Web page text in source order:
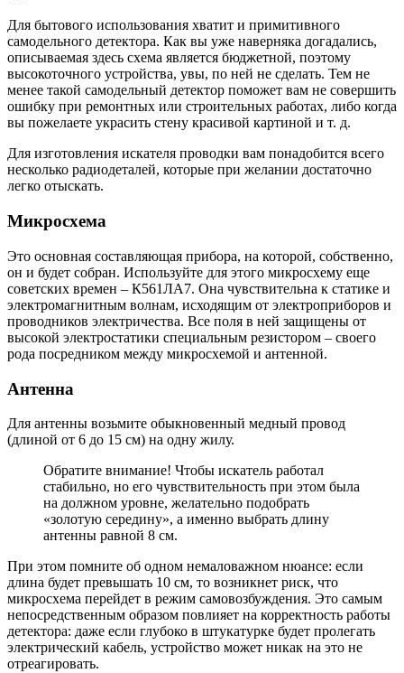
Для бытового использования хватит и примитивного
самодельного детектора. Как вы уже наверняка догадались,
описываемая здесь схема является бюджетной, поэтому
высокоточного устройства, увы, по ней не сделать. Тем не
менее такой самодельный детектор поможет вам не совершить
ошибку при ремонтных или строительных работах, либо когда
вы пожелаете украсить стену красивой картиной и т. д.
Для изготовления искателя проводки вам понадобится всего
несколько радиодеталей, которые при желании достаточно
легко отыскать.
Микросхема
Это основная составляющая прибора, на которой, собственно,
он и будет собран. Используйте для этого микросхему еще
советских времен – К561ЛA7. Она чувствительна к статике и
электромагнитным волнам, исходящим от электроприборов и
проводников электричества. Все поля в ней защищены от
высокой электростатики специальным резистором – своего
рода посредником между микросхемой и антенной.
Антенна
Для антенны возьмите обыкновенный медный провод
(длиной от 6 до 15 см) на одну жилу.
Обратите внимание! Чтобы искатель работал
стабильно, но его чувствительность при этом была
на должном уровне, желательно подобрать
«золотую середину», а именно выбрать длину
антенны равной 8 см.
При этом помните об одном немаловажном нюансе: если
длина будет превышать 10 см, то возникнет риск, что
микросхема перейдет в режим самовозбуждения. Это самым
непосредственным образом повлияет на корректность работы
детектора: даже если глубоко в штукатурке будет пролегать
электрический кабель, устройство может никак на это не
отреагировать.